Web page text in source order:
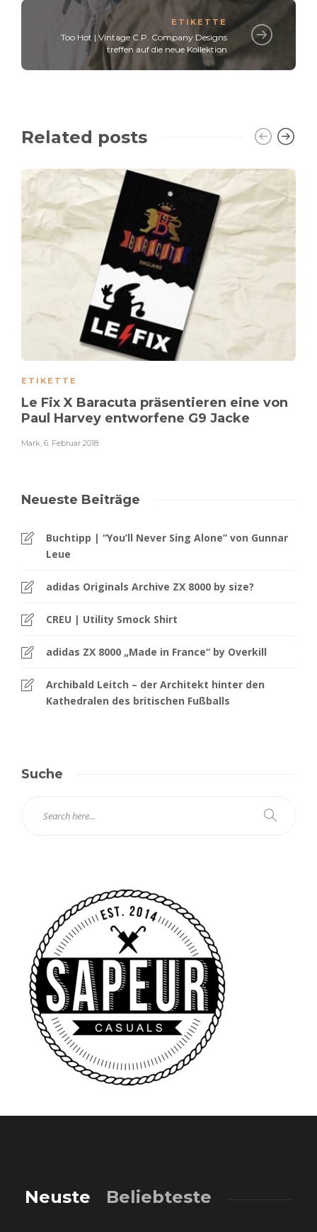
ETIKETTE
Too Hot | Vintage C.P. Company Designs
treffen auf die neue Kollektion
Related posts
ETIKETTE
Le Fix X Baracuta präsentieren eine von
Paul Harvey entworfene G9 Jacke
Mark, 6. Februar 2018
Neueste Beiträge
Buchtipp | “You’ll Never Sing Alone” von Gunnar
Leue
adidas Originals Archive ZX 8000 by size?
CREU | Utility Smock Shirt
adidas ZX 8000 „Made in France“ by Overkill
Archibald Leitch – der Architekt hinter den
Kathedralen des britischen Fußballs
Suche
Neuste Beliebteste